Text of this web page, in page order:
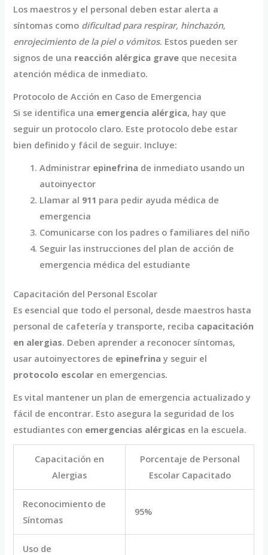
Los maestros y el personal deben estar alerta a
síntomas como dificultad para respirar, hinchazón,
enrojecimiento de la piel o vómitos. Estos pueden ser
signos de una reacción alérgica grave que necesita
atención médica de inmediato.
Protocolo de Acción en Caso de Emergencia
Si se identifica una emergencia alérgica, hay que
seguir un protocolo claro. Este protocolo debe estar
bien definido y fácil de seguir. Incluye:
Administrar epinefrina de inmediato usando un
autoinyector
Llamar al 911 para pedir ayuda médica de
emergencia
Comunicarse con los padres o familiares del niño
Seguir las instrucciones del plan de acción de
emergencia médica del estudiante
Capacitación del Personal Escolar
Es esencial que todo el personal, desde maestros hasta
personal de cafetería y transporte, reciba capacitación
en alergias. Deben aprender a reconocer síntomas,
usar autoinyectores de epinefrina y seguir el
protocolo escolar en emergencias.
Es vital mantener un plan de emergencia actualizado y
fácil de encontrar. Esto asegura la seguridad de los
estudiantes con emergencias alérgicas en la escuela.
Capacitación en
Alergias
Porcentaje de Personal
Escolar Capacitado
Reconocimiento de
Síntomas
95%
Uso de